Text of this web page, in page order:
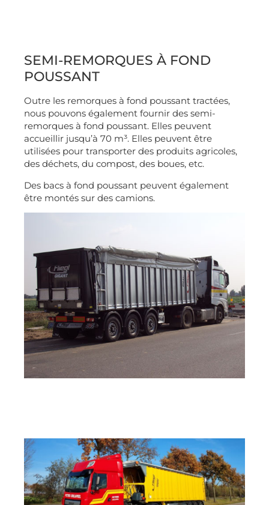
SEMI-REMORQUES À FOND
POUSSANT
Outre les remorques à fond poussant tractées,
nous pouvons également fournir des semi-
remorques à fond poussant. Elles peuvent
accueillir jusqu’à 70 m³. Elles peuvent être
utilisées pour transporter des produits agricoles,
des déchets, du compost, des boues, etc.
Des bacs à fond poussant peuvent également
être montés sur des camions.